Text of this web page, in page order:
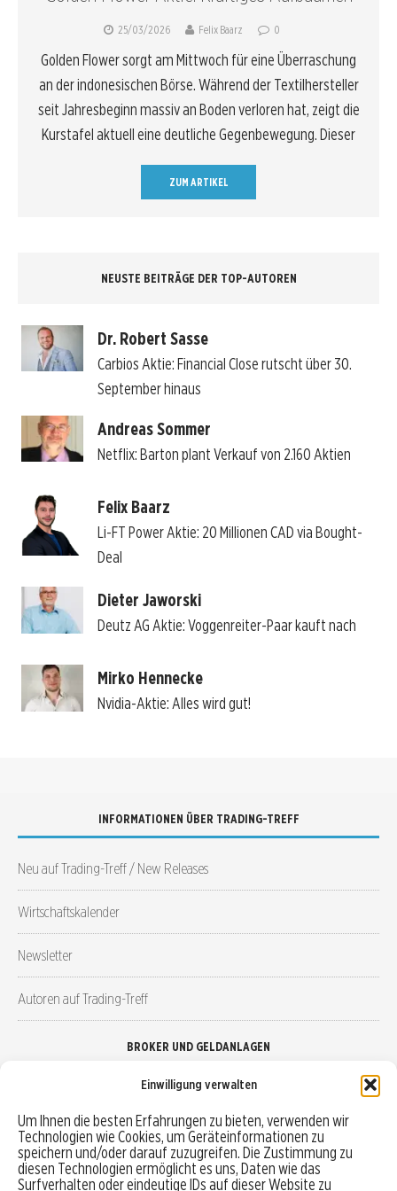
Einwilligung verwalten
Um Ihnen die besten Erfahrungen zu bieten, verwenden wir
Technologien wie Cookies, um Geräteinformationen zu
speichern und/oder darauf zuzugreifen. Die Zustimmung zu
diesen Technologien ermöglicht es uns, Daten wie das
Surfverhalten oder eindeutige IDs auf dieser Website zu
25/03/2026 Felix Baarz 0
Golden Flower sorgt am Mittwoch für eine Überraschung
an der indonesischen Börse. Während der Textilhersteller
seit Jahresbeginn massiv an Boden verloren hat, zeigt die
Kurstafel aktuell eine deutliche Gegenbewegung. Dieser
ZUM ARTIKEL
NEUSTE BEITRÄGE DER TOP-AUTOREN
Dr. Robert Sasse
Carbios Aktie: Financial Close rutscht über 30.
September hinaus
Andreas Sommer
Netflix: Barton plant Verkauf von 2.160 Aktien
Felix Baarz
Li-FT Power Aktie: 20 Millionen CAD via Bought-
Deal
Dieter Jaworski
Deutz AG Aktie: Voggenreiter-Paar kauft nach
Mirko Hennecke
Nvidia-Aktie: Alles wird gut!
INFORMATIONEN ÜBER TRADING-TREFF
Neu auf Trading-Treff / New Releases
Wirtschaftskalender
Newsletter
Autoren auf Trading-Treff
BROKER UND GELDANLAGEN
Robo-Advisor vergleichen
Depotvergleich